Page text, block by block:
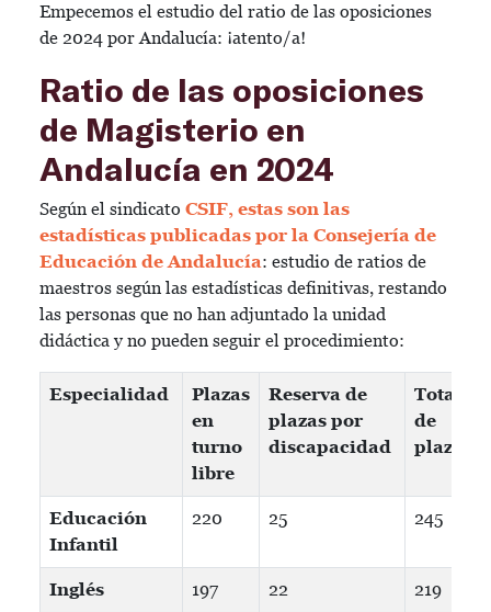
Empecemos el estudio del ratio de las oposiciones
de 2024 por Andalucía: ¡atento/a!
Ratio de las oposiciones
de Magisterio en
Andalucía en 2024
Según el sindicato CSIF, estas son las
estadísticas publicadas por la Consejería de
Educación de Andalucía: estudio de ratios de
maestros según las estadísticas definitivas, restando
las personas que no han adjuntado la unidad
didáctica y no pueden seguir el procedimiento:
Especialidad
Plazas
en
turno
libre
Reserva de
plazas por
discapacidad
Total
de
plazas
Educación
Infantil
220 25 245
Inglés 197 22 219